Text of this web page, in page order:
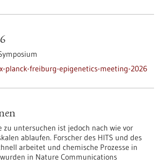
freiburg-epigenetics-meeting-2026
untersuchen ist jedoch nach wie vor
ablaufen. Forscher des HITS und des
arbeitet und chemische Prozesse in
in Nature Communications